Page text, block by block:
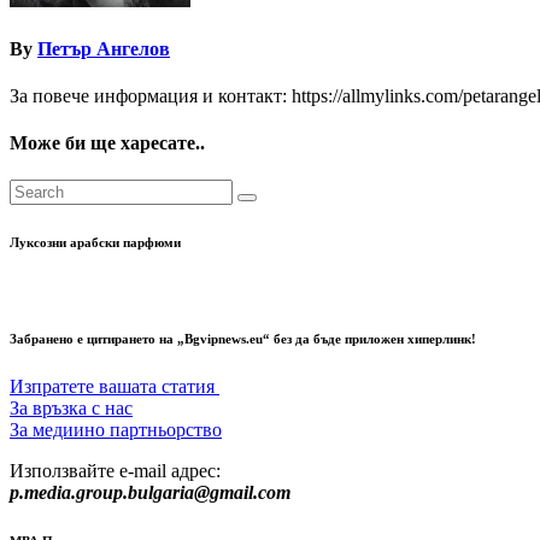
By Петър Ангелов
За повече информация и контакт: https://allmylinks.com/
Може би ще харесате..
Луксозни арабски парфюми
Забранено е цитирането на „Bgvipnews.eu“ без да бъде приложен хиперлинк!
Изпратете вашата статия
За връзка с нас
За медиино партньорство
Използвайте e-mail адрес:
p.media.group.bulgaria@gmail.com